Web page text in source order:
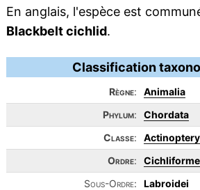
En anglais, l'espèce est
Blackbelt cichlid.
Classification
Règne:
Animalia
Phylum:
Chordata
Classe:
Ordre:
Sous-Ordre:
Labroidei